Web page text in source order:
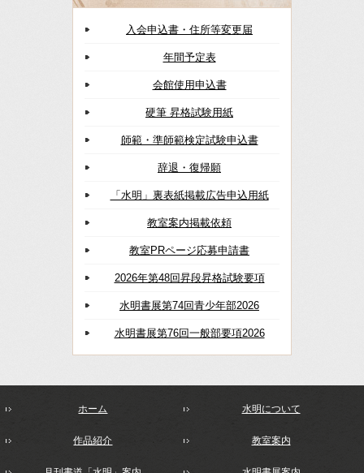
入会申込書・住所等変更届
年間予定表
会館使用申込書
硬筆 昇格試験用紙
師範・準師範検定試験申込書
辞退・復帰願
「水明」裏表紙掲載広告申込用紙
教室案内掲載依頼
教室PRページ応募申請書
2026年第48回昇段昇格試験要項
水明書展第74回青少年部2026
水明書展第76回一般部要項2026
ホーム 水明について
作品紹介 教室案内